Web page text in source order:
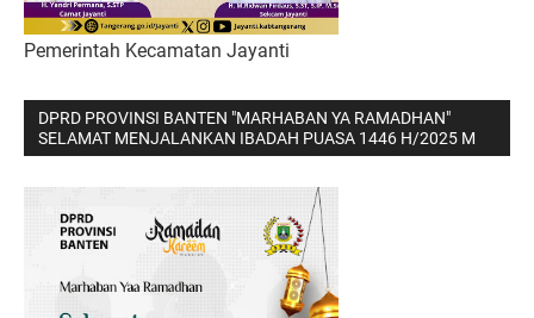
Pemerintah Kecamatan Jayanti
DPRD PROVINSI BANTEN "MARHABAN YA RAMADHAN"
SELAMAT MENJALANKAN IBADAH PUASA 1446 H/2025 M